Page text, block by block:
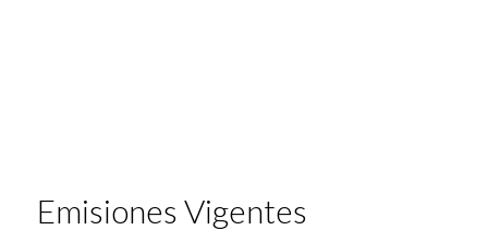
Emisiones Vigentes